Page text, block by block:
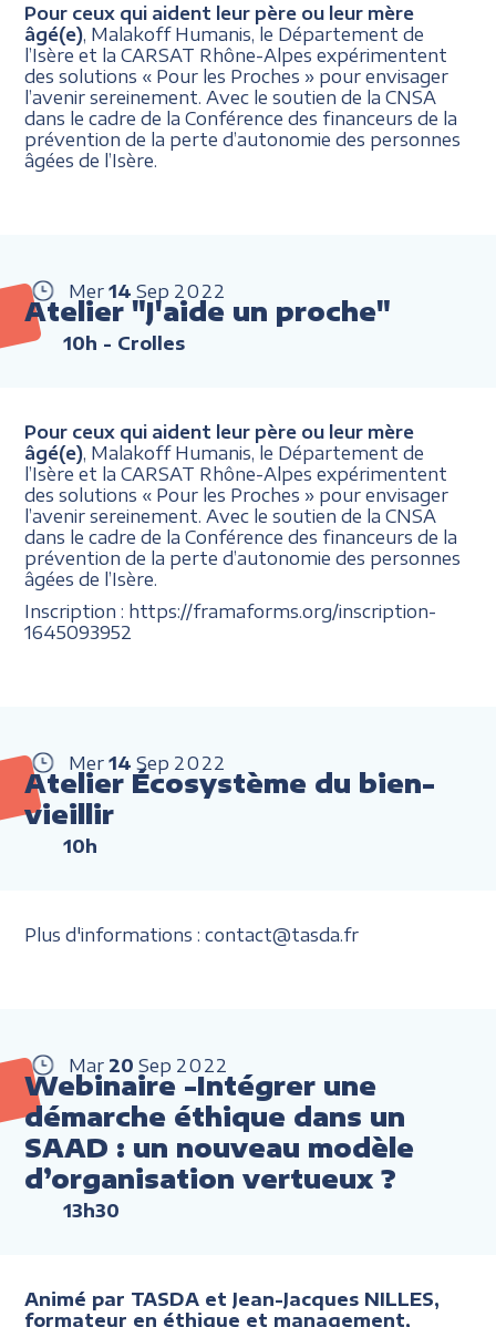
Pour ceux qui aident leur père ou leur mère
âgé(e) , Malakoff Humanis, le Département de
l’Isère et la CARSAT Rhône-Alpes expérimentent
des solutions « Pour les Proches » pour envisager
l’avenir sereinement. Avec le soutien de la CNSA
dans le cadre de la Conférence des financeurs de la
prévention de la perte d’autonomie des personnes
âgées de l’Isère.
Mer 14 Sep 2022
Atelier "J'aide un proche"
10h - Crolles
Pour ceux qui aident leur père ou leur mère
âgé(e) , Malakoff Humanis, le Département de
l’Isère et la CARSAT Rhône-Alpes expérimentent
des solutions « Pour les Proches » pour envisager
l’avenir sereinement. Avec le soutien de la CNSA
dans le cadre de la Conférence des financeurs de la
prévention de la perte d’autonomie des personnes
âgées de l’Isère.
Inscription : https://framaforms.org/inscription-
1645093952
Mer 14 Sep 2022
Atelier Écosystème du bien-
vieillir
10h
Plus d'informations : contact@tasda.fr
Mar 20 Sep 2022
Webinaire -Intégrer une
démarche éthique dans un
SAAD : un nouveau modèle
d’organisation vertueux ?
13h30
Animé par TASDA et Jean-Jacques NILLES,
formateur en éthique et management,